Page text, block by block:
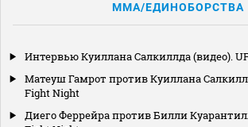
MMA/ЕДИНОБОРСТВА
Интервью Куиллана Салкиллда (видео).
Матеуш Гамрот против Куиллана
Fight Night
Диего Феррейра против Билли